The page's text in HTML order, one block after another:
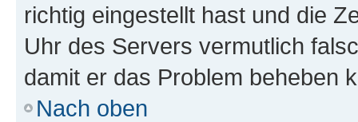
richtig eingestellt hast und die
Uhr des Servers vermutlich
damit er das Problem beheben
Nach oben